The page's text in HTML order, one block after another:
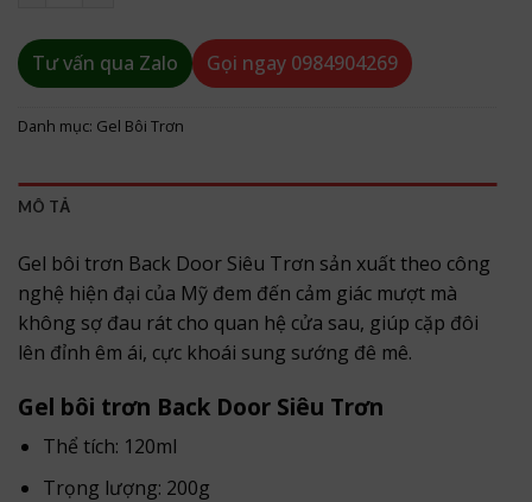
Tư vấn qua Zalo Gọi ngay 0984904269
Danh mục: Gel Bôi Trơn
MÔ TẢ
Gel bôi trơn Back Door Siêu Trơn sản xuất theo công
nghệ hiện đại của Mỹ đem đến cảm giác mượt mà
không sợ đau rát cho quan hệ cửa sau, giúp cặp đôi
lên đỉnh êm ái, cực khoái sung sướng đê mê.
Gel bôi trơn Back Door Siêu Trơn
Thể tích: 120ml
Trọng lượng: 200g